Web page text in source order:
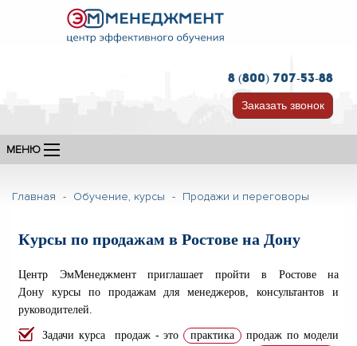
8 (800) 707-53-88
Заказать звонок
МЕНЮ
Главная - Обучение, курсы - Продажи и переговоры
Курсы по продажам в Ростове на Дону
Центр ЭмМенеджмент приглашает пройти в Ростове на
Дону курсы по продажам для менеджеров, консультантов и
руководителей.
Задачи курса продаж - это практика
продаж по модели